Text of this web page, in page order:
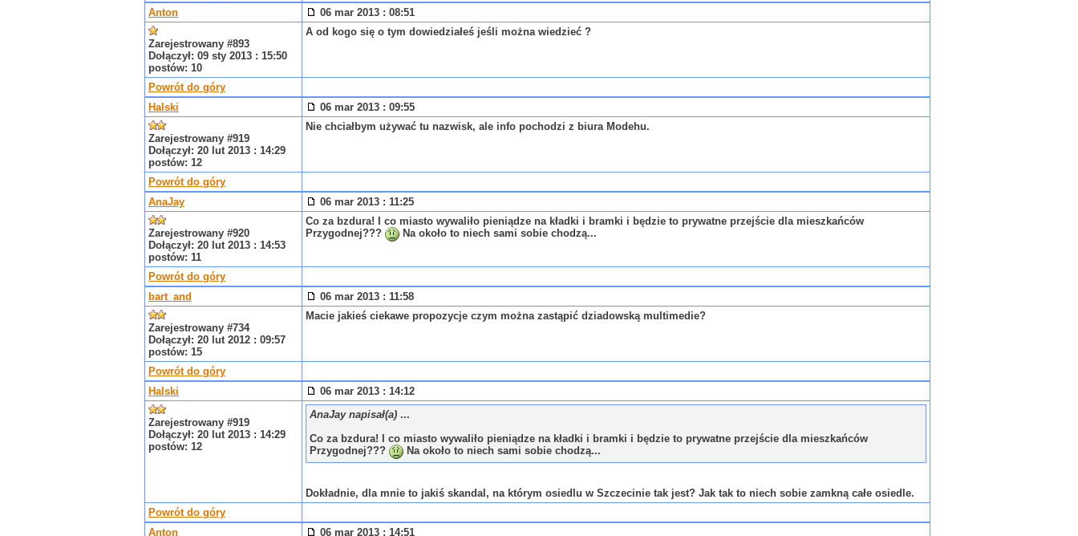
Anton
06 mar 2013 : 08:51
Zarejestrowany #893
Dołączył: 09 sty 2013 : 15:50
postów: 10
A od kogo się o tym dowiedziałeś jeśli można wiedzieć ?
Powrót do góry
Halski
06 mar 2013 : 09:55
Zarejestrowany #919
Dołączył: 20 lut 2013 : 14:29
postów: 12
Nie chciałbym używać tu nazwisk, ale info pochodzi z biura Modehu.
Powrót do góry
AnaJay
06 mar 2013 : 11:25
Zarejestrowany #920
Dołączył: 20 lut 2013 : 14:53
postów: 11
Co za bzdura! I co miasto wywaliło pieniądze na kładki i bramki i będzie to prywatne przejście dla mieszkańców
Przygodnej???
Na około to niech sami sobie chodzą...
Powrót do góry
bart_and
06 mar 2013 : 11:58
Zarejestrowany #734
Dołączył: 20 lut 2012 : 09:57
postów: 15
Macie jakieś ciekawe propozycje czym można zastąpić dziadowską multimedie?
Powrót do góry
Halski
06 mar 2013 : 14:12
Zarejestrowany #919
Dołączył: 20 lut 2013 : 14:29
postów: 12
AnaJay napisał(a) ...
Co za bzdura! I co miasto wywaliło pieniądze na kładki i bramki i będzie to prywatne przejście dla mieszkańców
Przygodnej???
Na około to niech sami sobie chodzą...
Dokładnie, dla mnie to jakiś skandal, na którym osiedlu w Szczecinie tak jest? Jak tak to niech sobie zamkną całe osiedle.
Powrót do góry
Anton
06 mar 2013 : 14:51